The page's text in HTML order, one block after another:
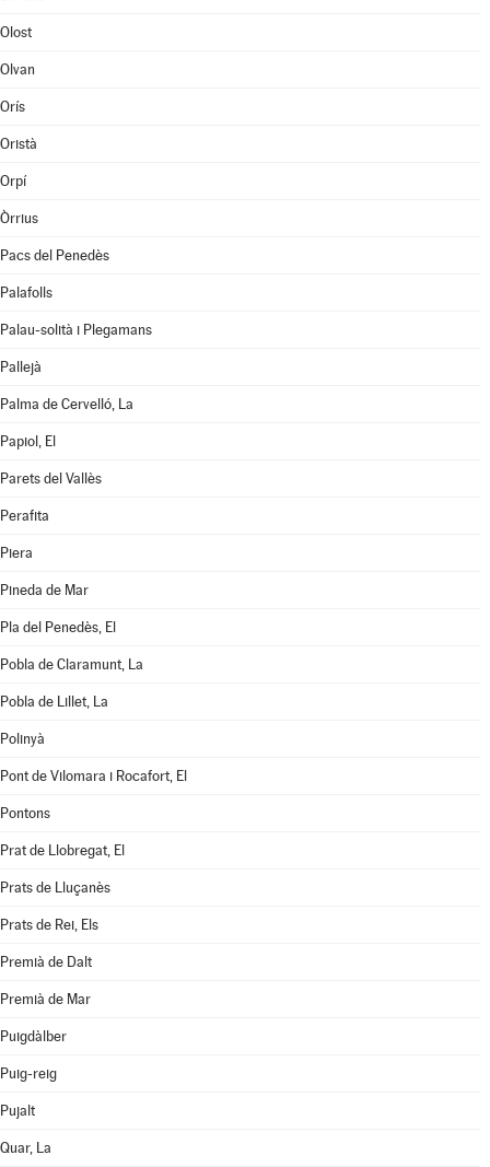
Olost
Olvan
Orís
Oristà
Orpí
Òrrius
Pacs del Penedès
Palafolls
Palau-solità i Plegamans
Pallejà
Palma de Cervelló, La
Papiol, El
Parets del Vallès
Perafita
Piera
Pineda de Mar
Pla del Penedès, El
Pobla de Claramunt, La
Pobla de Lillet, La
Polinyà
Pont de Vilomara i Rocafort, El
Pontons
Prat de Llobregat, El
Prats de Lluçanès
Prats de Rei, Els
Premià de Dalt
Premià de Mar
Puigdàlber
Puig-reig
Pujalt
Quar, La